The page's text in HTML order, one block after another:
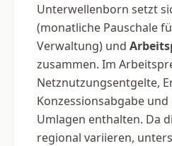
Unterwellenborn setzt
(monatliche Pauschale
Verwaltung) und
zusammen. Im
Netznutzungsentgelte,
Konzessionsabgabe
Umlagen enthalten. Da
regional variieren,